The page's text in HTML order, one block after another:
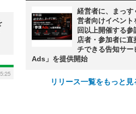
経営者に、まっす
営者向けイベント
回以上開催する
店者・参加者に直
チできる告知サー
Ads」を提供開始
リリース一覧をもっと見